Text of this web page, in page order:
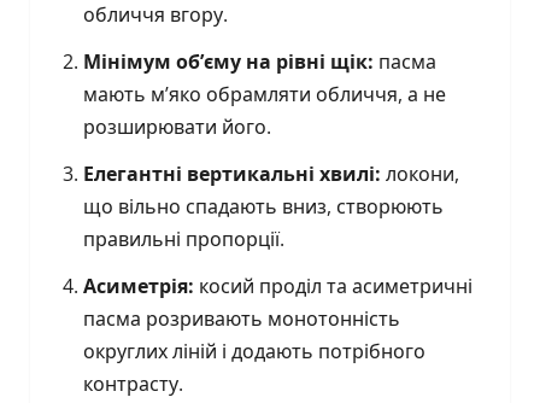
обличчя вгору.
Мінімум об’єму на рівні щік: пасма
мають м’яко обрамляти обличчя, а не
розширювати його.
Елегантні вертикальні хвилі: локони,
що вільно спадають вниз, створюють
правильні пропорції.
Асиметрія: косий проділ та асиметричні
пасма розривають монотонність
округлих ліній і додають потрібного
контрасту.